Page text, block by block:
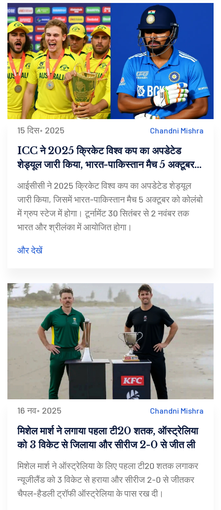
15 दिस॰ 2025 Chandni Mishra
ICC ने 2025 क्रिकेट विश्व कप का अपडेटेड
शेड्यूल जारी किया, भारत-पाकिस्तान मैच 5 अक्टूबर
को कोलंबो में
आईसीसी ने 2025 क्रिकेट विश्व कप का अपडेटेड शेड्यूल
जारी किया, जिसमें भारत-पाकिस्तान मैच 5 अक्टूबर को कोलंबो
में ग्रुप स्टेज में होगा। टूर्नामेंट 30 सितंबर से 2 नवंबर तक
भारत और श्रीलंका में आयोजित होगा।
और देखें
16 नव॰ 2025 Chandni Mishra
मिशेल मार्श ने लगाया पहला टी20 शतक, ऑस्ट्रेलिया
को 3 विकेट से जिलाया और सीरीज 2-0 से जीत ली
मिशेल मार्श ने ऑस्ट्रेलिया के लिए पहला टी20 शतक लगाकर
न्यूजीलैंड को 3 विकेट से हराया और सीरीज 2-0 से जीतकर
चैपल-हैडली ट्रॉफी ऑस्ट्रेलिया के पास रख दी।